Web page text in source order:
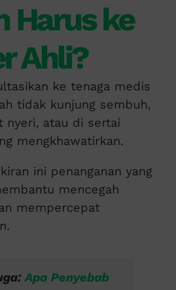
Harus ke
Ahli?
ke tenaga medis
tidak kunjung sembuh,
nyeri, atau di sertai
mengkhawatirkan.
ini penanganan yang
mencegah
mempercepat
Apa Penyebab